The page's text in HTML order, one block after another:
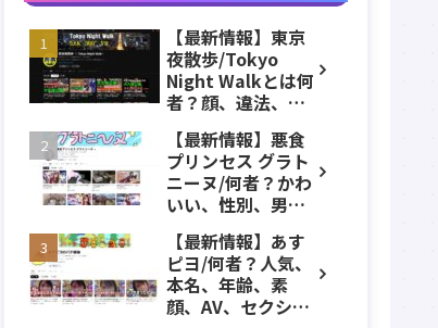
【最新情報】東京
夜散歩/Tokyo
Night Walkとは何
者？顔、違法、逮
久保公園、本名、
年齢、誕生日、職
業、かわいい、彼
女などのプロフィ
ール、YouTubeチ
ャンネル紹介！
【最新情報】悪食
プリンセス グラト
ニーヌ/何者？かわ
いい、性別、男？
長、出身などのプ
ロフィール、
YouTubeチャンネ
ル紹介！
【最新情報】あす
ピヨ/何者？人気、
本名、年齢、素
顔、AV、セクシ